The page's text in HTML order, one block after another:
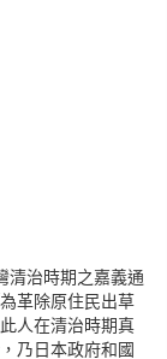
清治時期之嘉義通
革除原住民出草
人在清治時期真
乃日本政府和國